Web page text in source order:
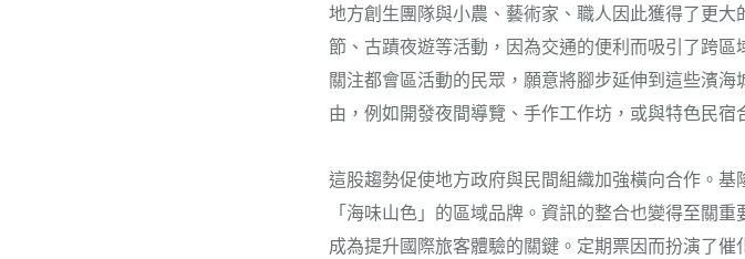
地方創生團隊與小農、藝術家、職人因此獲得了更
節、古蹟夜遊等活動，因為交通的便利而吸引了跨
關注都會區活動的民眾，願意將腳步延伸到這些濱
由，例如開發夜間導覽、手作工作坊，或與特色民
這股趨勢促使地方政府與民間組織加強橫向合作。
「海味山色」的區域品牌。資訊的整合也變得至關
成為提升國際旅客體驗的關鍵。定期票因而扮演了